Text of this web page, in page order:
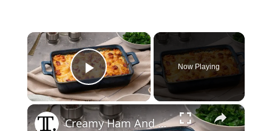
×
Play Video
Now Playing
×
Creamy Ham And Potatoes Au Gratin Recipe